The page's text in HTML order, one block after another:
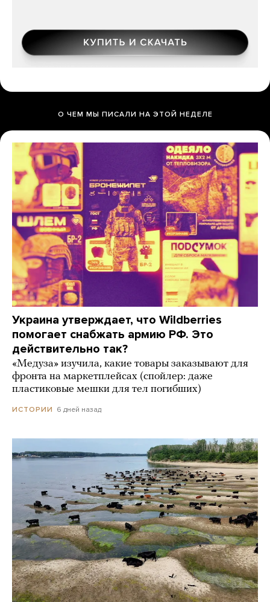
О ЧЕМ МЫ ПИСАЛИ НА ЭТОЙ НЕДЕЛЕ
Украина утверждает, что Wildberries
помогает снабжать армию РФ. Это
действительно так?
«Медуза» изучила, какие товары заказывают для
фронта на маркетплейсах (спойлер: даже
пластиковые мешки для тел погибших)
ИСТОРИИ 6 дней назад